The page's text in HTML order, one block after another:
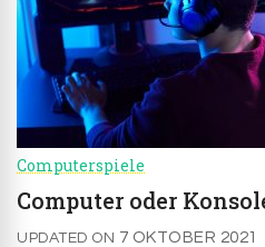
Computerspiele
Computer oder
UPDATED ON 7 OKTOBER 2021